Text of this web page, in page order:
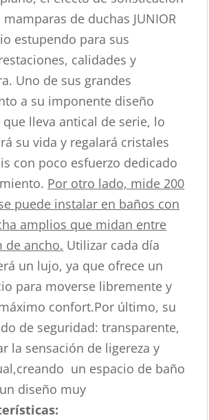
de duchas JUNIOR
estupendo para sus
calidades y
Uno de sus grandes
a su imponente diseño
lleva antical de serie, lo
su vida y regalará cristales
con poco esfuerzo dedicado
Por otro lado, mide 200
puede instalar en baños con
amplios que midan entre
de ancho. Utilizar cada día
un lujo, ya que ofrece un
para moverse libremente y
confort.Por último, su
de seguridad: transparente,
la sensación de ligereza y
un espacio de baño
diseño muy
: